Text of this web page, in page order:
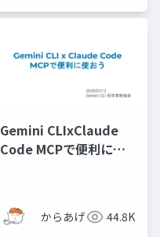
Gemini CLIxClaude
Code MCPで便利に使
からあげ 44.8K